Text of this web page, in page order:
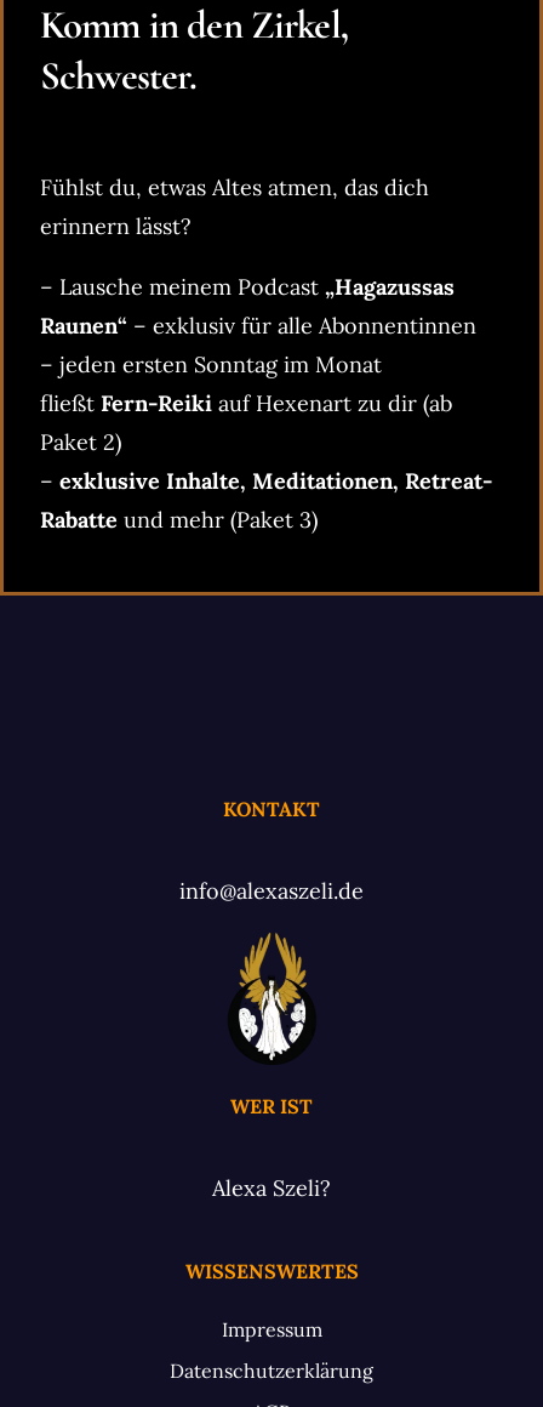
Komm in den Zirkel,
Schwester.
Fühlst du, etwas Altes atmen, das dich
erinnern lässt?
– Lausche meinem Podcast „Hagazussas
Raunen“ – exklusiv für alle Abonnentinnen
– jeden ersten Sonntag im Monat
fließt Fern-Reiki auf Hexenart zu dir (ab
Paket 2)
– exklusive Inhalte, Meditationen, Retreat-
Rabatte und mehr (Paket 3)
KONTAKT
info@alexaszeli.de
WER IST
Alexa Szeli?
WISSENSWERTES
Impressum
Datenschutzerklärung